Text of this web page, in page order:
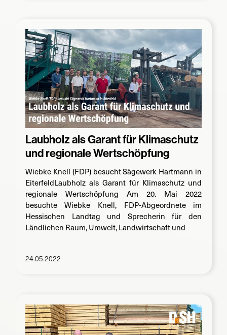
Laubholz als Garant für Klimaschutz
und regionale Wertschöpfung
Wiebke Knell (FDP) besucht Sägewerk Hartmann in
EiterfeldLaubholz als Garant für Klimaschutz und
regionale Wertschöpfung Am 20. Mai 2022
besuchte Wiebke Knell, FDP-Abgeordnete im
Hessischen Landtag und Sprecherin für den
Ländlichen Raum, Umwelt, Landwirtschaft und
24.05.2022